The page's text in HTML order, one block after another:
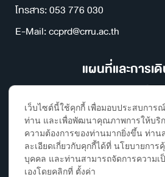
โทรสาร: 053 776 030
E-Mail: ccprd@crru.ac.th
แผนที่และการเ
เว็บไซต์นี้ใช้คุกกี้ เพื่อมอบประสบการ
ท่าน และเพื่อพัฒนาคุณภาพการให้บริ
ความต้องการของท่านมากยิ่งขึ้น ท่าน
ละเอียดเกี่ยวกับคุกกี้ได้ที่ นโยบายกา
บุคคล และท่านสามารถจัดการความ
เองโดยคลิกที่ ตั้งค่า